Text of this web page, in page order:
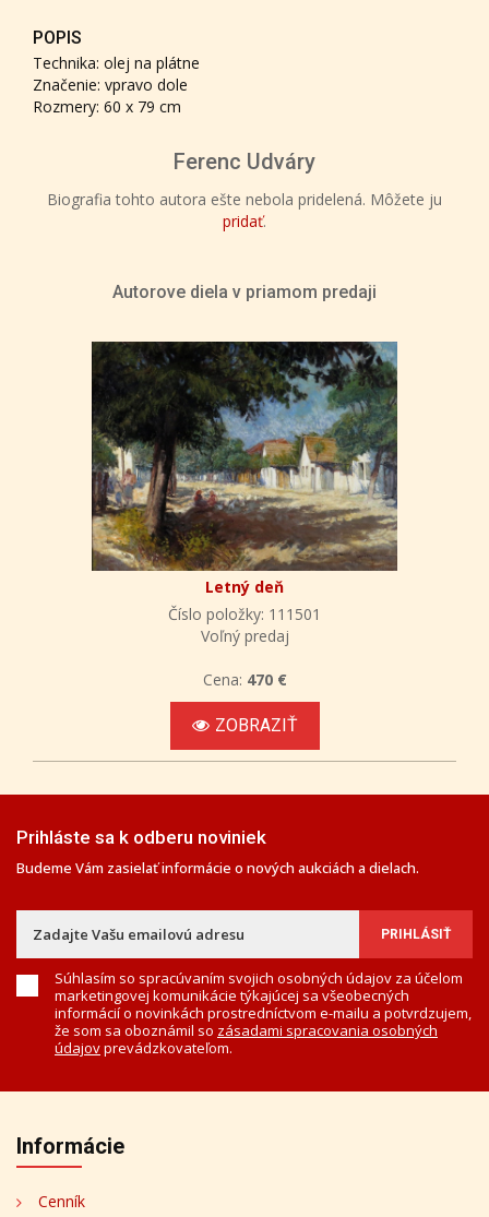
POPIS
Technika: olej na plátne
Značenie: vpravo dole
Rozmery: 60 x 79 cm
Ferenc Udváry
Biografia tohto autora ešte nebola pridelená. Môžete ju
pridať.
Autorove diela v priamom predaji
Letný deň
Číslo položky: 111501
Voľný predaj
Cena: 470 €
ZOBRAZIŤ
Prihláste sa k odberu noviniek
Budeme Vám zasielať informácie o nových aukciách a dielach.
Súhlasím so spracúvaním svojich osobných údajov za účelom
marketingovej komunikácie týkajúcej sa všeobecných
informácií o novinkách prostredníctvom e-mailu a potvrdzujem,
že som sa oboznámil so zásadami spracovania osobných
údajovprevádzkovateľom.
Informácie
Cenník